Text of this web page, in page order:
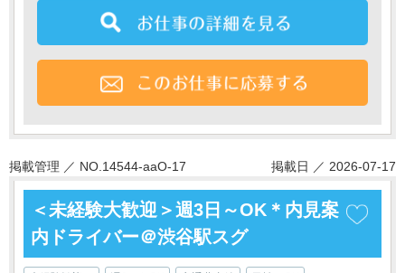
掲載管理 ／ NO.14544-aaO-17 掲載日 ／ 2026-07-17
＜未経験大歓迎＞週3日～OK＊内見案
内ドライバー＠渋谷駅スグ